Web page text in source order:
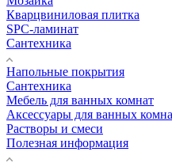
Кварцвиниловая плитка
SPC-ламинат
Сантехника
Напольные покрытия
Сантехника
Мебель для ванных комнат
Аксессуары для ванных
Растворы и смеси
Полезная информация